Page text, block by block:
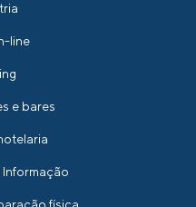
line
e bares